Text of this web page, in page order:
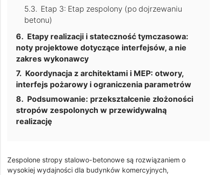
Etap 3: Etap zespolony (po dojrzewaniu
betonu)
Etapy realizacji i stateczność tymczasowa:
noty projektowe dotyczące interfejsów, a nie
zakres wykonawcy
Koordynacja z architektami i MEP: otwory,
interfejs pożarowy i ograniczenia parametrów
Podsumowanie: przekształcenie złożoności
stropów zespolonych w przewidywalną
realizację
Zespolone stropy stalowo-betonowe są rozwiązaniem o
wysokiej wydajności dla budynków komercyjnych,